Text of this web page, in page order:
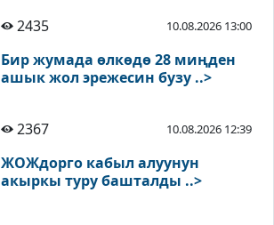
2435 10.08.2026 13:00
Бир жумада өлкөдө 28 миңден
ашык жол эрежесин бузу ..>
2367 10.08.2026 12:39
ЖОЖдорго кабыл алуунун
акыркы туру башталды ..>